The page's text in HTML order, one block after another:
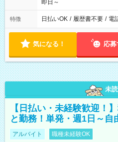
即日～
特徴 日払いOK / 履歴書不要 / 電
気になる！ 応募
未読
【日払い・未経験歓迎！
と勤務！単発・週1日～自
アルバイト 職種未経験OK